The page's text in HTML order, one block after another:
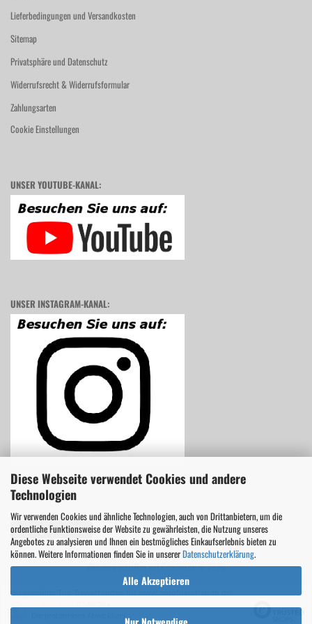
Diese Webseite verwendet Cookies und andere
Technologien
Wir verwenden Cookies und ähnliche Technologien, auch von Drittanbietern, um die
ordentliche Funktionsweise der Website zu gewährleisten, die Nutzung unseres
Angebotes zu analysieren und Ihnen ein bestmögliches Einkaufserlebnis bieten zu
können. Weitere Informationen finden Sie in unsererDatenschutzerklärung.
Alle Akzeptieren
Lieferbedingungen und Versandkosten
Sitemap
Privatsphäre und Datenschutz
Widerrufsrecht & Widerrufsformular
Zahlungsarten
Cookie Einstellungen
UNSER YOUTUBE-KANAL:
UNSER INSTAGRAM-KANAL:
Vertrag widerrufen
Webshop erstellenmit Gambio.de © 2026
Ausgewählte Top-Bewertungen für www.autofuerst-shop.de/